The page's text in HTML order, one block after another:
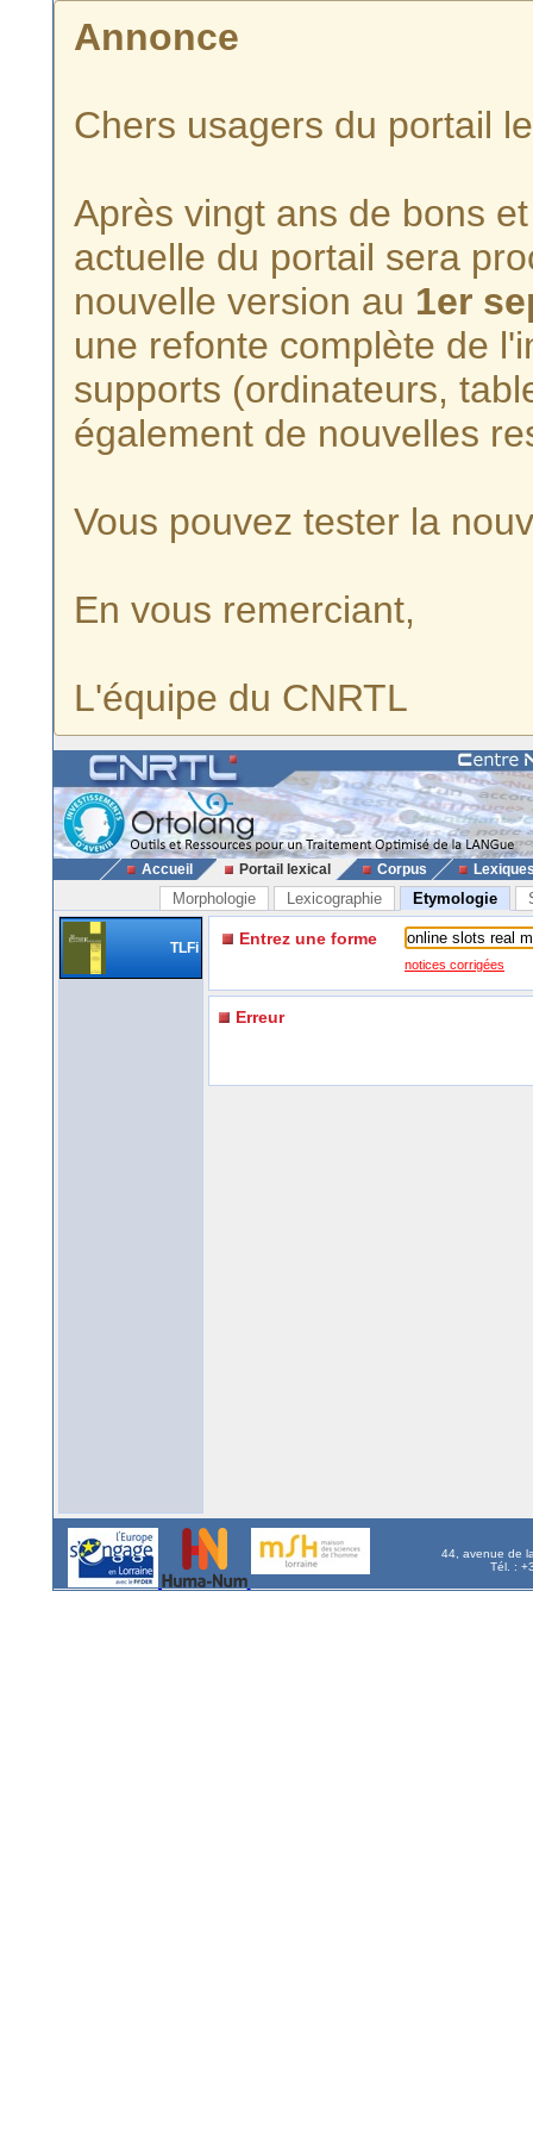
Annonce
Chers usagers du portail
Après vingt ans de bons
actuelle du portail sera
nouvelle version au 1er
une refonte complète de
supports (ordinateurs,
également de nouvelles
Vous pouvez tester la
En vous remerciant,
L'équipe du CNRTL
Accueil Portail lexical Corpus
Morphologie Lexicographie Etymologie
TLFi Entrez une forme
notices corrigées
Erreur
44, avenue de
Tél. :